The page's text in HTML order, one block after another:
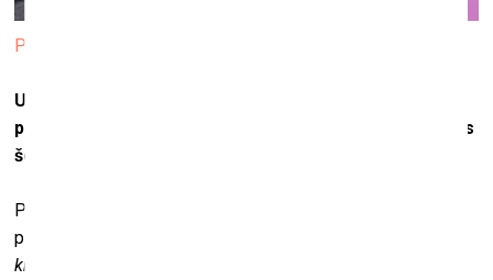
Pinks. © 2021 KIWIE™
Un kāds bija jūsu sākotnējais mērķis? Vienkārši
pamēģināt vai arī apzināti pieņēmāt lēmumu, ka vēlaties
šos darbus pārdot?
Principā ideja “Kiwie 1001” projektam ir tāda, ka mēs to
piesaisti NFT izmantojam ne tālab, ka tas tagad skaitās ļoti
kruti